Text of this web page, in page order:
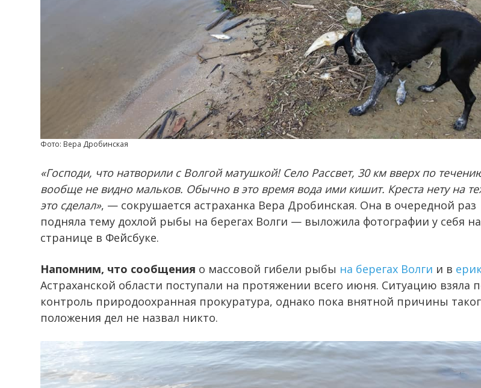
Фото: Вера Дробинская
«Господи, что натворили с Волгой матушкой! Село Рассвет, 30 км вверх по
вообще не видно мальков. Обычно в это время вода ими кишит. Креста нету на
это сделал», — сокрушается астраханка Вера Дробинская. Она в очередной раз
подняла тему дохлой рыбы на берегах Волги — выложила фотографии у себя на
странице в Фейсбуке.
Напомним, что сообщения о массовой гибели рыбы на берегах Волги и в
Астраханской области поступали на протяжении всего июня. Ситуацию взяла
контроль природоохранная прокуратура, однако пока внятной причины
положения дел не назвал никто.